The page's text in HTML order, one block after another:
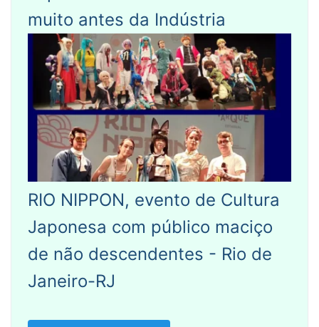
muito antes da Indústria
RIO NIPPON, evento de Cultura
Japonesa com público maciço
de não descendentes - Rio de
Janeiro-RJ